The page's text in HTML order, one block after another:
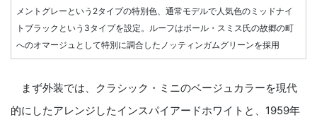
メントグレーという2タイプの特別色、通常モデルで人気色のミッドナイ
トブラックという3タイプを設定。ルーフはポール・スミス氏の故郷の町
へのオマージュとして特別に調合したノッティンガムグリーンを採用
まず外装では、クラシック・ミニのベージュカラーを現代
的にしたアレンジしたインスパイアードホワイトと、1959年